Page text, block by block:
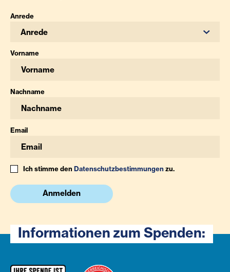
Anrede
Anrede
Vorname
Nachname
Email
Ich stimme denDatenschutzbestimmungenzu.
Anmelden
Informationen zum Spenden: